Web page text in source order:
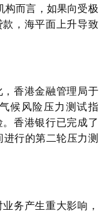
构而言，如果向受极
，海平面上升导致
香港金融管理局于
候风险压力测试指
香港银行已完成了
行的第二轮压力测
务产生重大影响，